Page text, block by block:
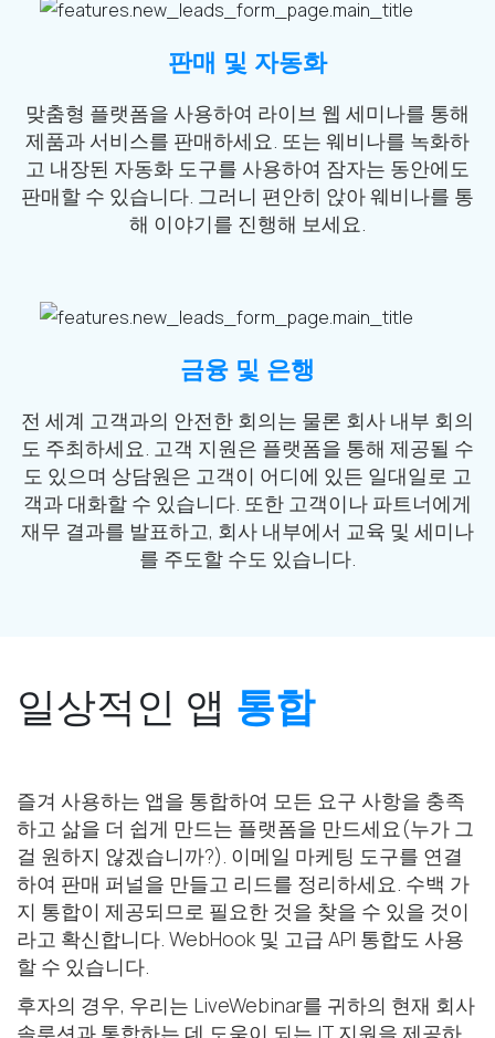
판매 및 자동화
맞춤형 플랫폼을 사용하여 라이브 웹 세미나를 통해
제품과 서비스를 판매하세요. 또는 웨비나를 녹화하
고 내장된 자동화 도구를 사용하여 잠자는 동안에도
판매할 수 있습니다. 그러니 편안히 앉아 웨비나를 통
해 이야기를 진행해 보세요.
금융 및 은행
전 세계 고객과의 안전한 회의는 물론 회사 내부 회의
도 주최하세요. 고객 지원은 플랫폼을 통해 제공될 수
도 있으며 상담원은 고객이 어디에 있든 일대일로 고
객과 대화할 수 있습니다. 또한 고객이나 파트너에게
재무 결과를 발표하고, 회사 내부에서 교육 및 세미나
를 주도할 수도 있습니다.
일상적인 앱 통합
즐겨 사용하는 앱을 통합하여 모든 요구 사항을 충족
하고 삶을 더 쉽게 만드는 플랫폼을 만드세요(누가 그
걸 원하지 않겠습니까?). 이메일 마케팅 도구를 연결
하여 판매 퍼널을 만들고 리드를 정리하세요. 수백 가
지 통합이 제공되므로 필요한 것을 찾을 수 있을 것이
라고 확신합니다. WebHook 및 고급 API 통합도 사용
할 수 있습니다.
후자의 경우, 우리는 LiveWebinar를 귀하의 현재 회사
솔루션과 통합하는 데 도움이 되는 IT 지원을 제공하